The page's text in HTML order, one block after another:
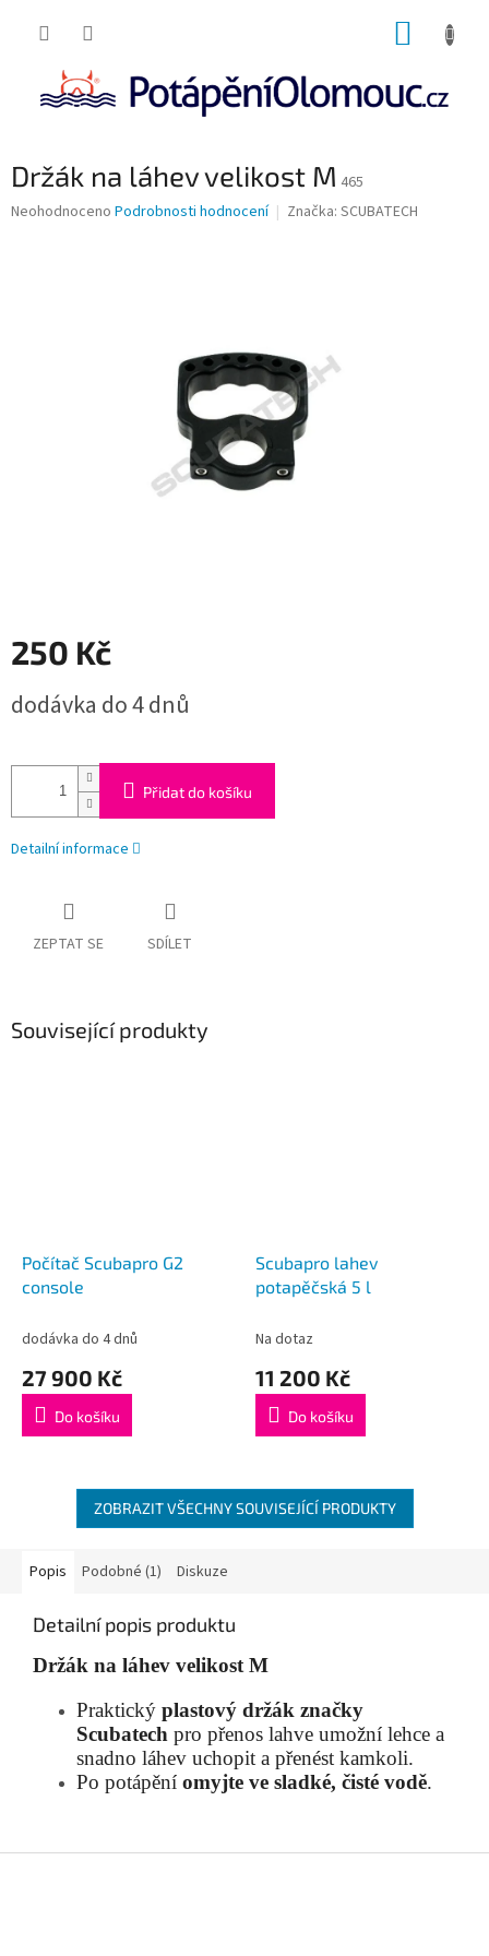
Držák na láhev velikost M 465
Průměrné
Neohodnoceno Podrobnosti hodnocení Značka: SCUBATECH
250 Kč
cena:
dodávka do 4 dnů
Přidat do košíku
Detailní informace
ZEPTAT SE SDÍLET
Související produkty
Počítač Scubapro G2
console
dodávka do 4 dnů
27 900 Kč
Do košíku
Scubapro lahev
potapěčská 5 l
Na dotaz
11 200 Kč
Do košíku
ZOBRAZIT VŠECHNY SOUVISEJÍCÍ PRODUKTY
Popis Podobné (1) Diskuze
Detailní popis produktu
Držák na láhev velikost M
Praktický plastový držák značky
Scubatech pro přenos lahve umožní lehce a
snadno láhev uchopit a přenést kamkoli.
Po potápění omyjte ve sladké, čisté vodě.